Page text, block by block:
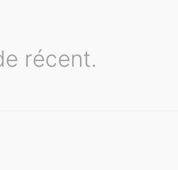
récent.